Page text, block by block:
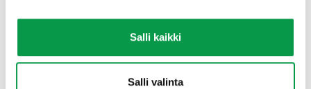
Salli kaikki
Salli valinta